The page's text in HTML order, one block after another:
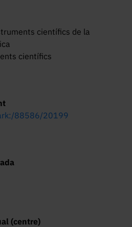
científics de la
científics
88586/20199
(centre)